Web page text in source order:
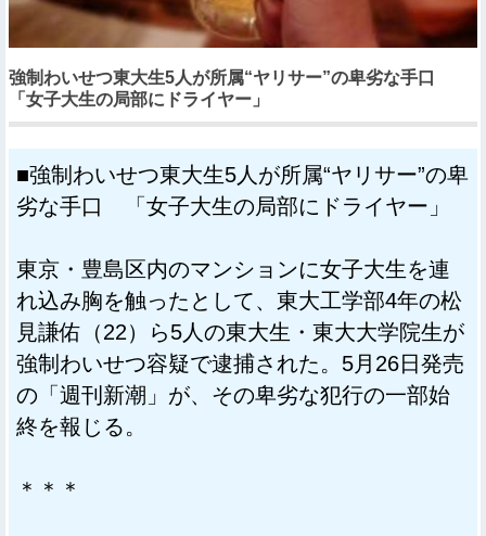
強制わいせつ東大生5人が所属“ヤリサー”の卑劣な手口
「女子大生の局部にドライヤー」
■強制わいせつ東大生5人が所属“ヤリサー”の卑
劣な手口 「女子大生の局部にドライヤー」
東京・豊島区内のマンションに女子大生を連
れ込み胸を触ったとして、東大工学部4年の松
見謙佑（22）ら5人の東大生・東大大学院生が
強制わいせつ容疑で逮捕された。5月26日発売
の「週刊新潮」が、その卑劣な犯行の一部始
終を報じる。
＊＊＊